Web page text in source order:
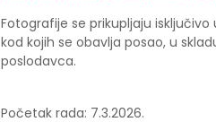
Fotografije se prikupljaju
kod kojih se obavlja posao, u
poslodavca.
Početak rada: 7.3.2026.